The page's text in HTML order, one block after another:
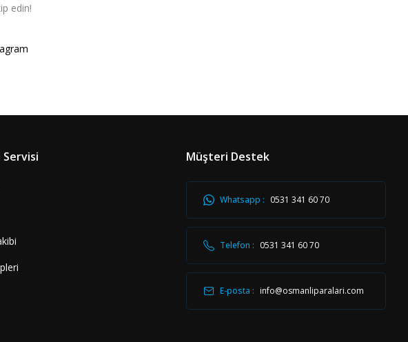
edin!
Müşteri Destek
Whatsapp : 0531 341 60 70
Telefon : 0531 341 60 70
E-posta : info@osmanliparalari.com